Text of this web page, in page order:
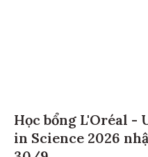
Học bổng L'Oréal -
in Science 2026